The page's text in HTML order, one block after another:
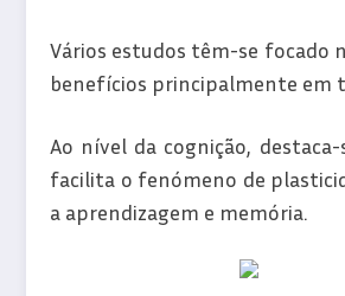
Vários estudos têm-se focado
benefícios principalmente em
Ao nível da cognição,
facilita o fenómeno de
a aprendizagem e memória.